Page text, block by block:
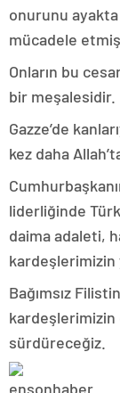
onurunu
mücadele
Onların bu
bir meşalesidir.
Gazze’de
kez daha
liderliğinde
daima adaleti,
kardeşlerimizin
Bağımsız
kardeşlerimizin
sürdüreceğiz.